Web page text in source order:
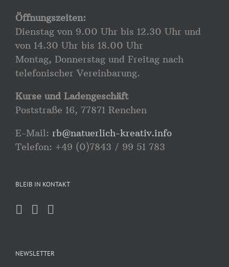
Öffnungszeiten:
Dienstag von 9.00 Uhr bis 12.30 Uhr und
von 14.30 Uhr bis 18.00 Uhr
Montag, Donnerstag und Freitag nach
telefonischer Vereinbarung.
Kurse und Ladengeschäft
Poststraße 16, 77871 Renchen
E-Mail: rb@natuerlich-kreativ.info
Telefon: +49 (0)7843 / 99 51 783
BLEIB IN KONTAKT
NEWSLETTER